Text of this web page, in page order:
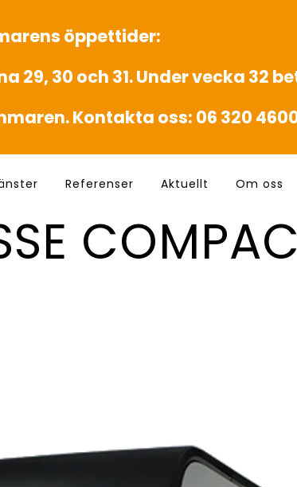
öppettider:
30 och 31. Under vecka 32
Kontakta oss: 06 320
Referenser Aktuellt Om oss